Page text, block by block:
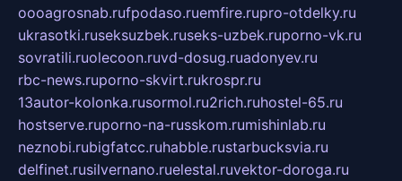
oooagrosnab.rufpodaso.ruemfire.rupro-otdelky.ru
ukrasotki.ruseksuzbek.ruseks-uzbek.ruporno-vk.ru
sovratili.ruolecoon.ruvd-dosug.ruadonyev.ru
rbc-news.ruporno-skvirt.rukrospr.ru
13autor-kolonka.rusormol.ru2rich.ruhostel-65.ru
hostserve.ruporno-na-russkom.rumishinlab.ru
neznobi.rubigfatcc.ruhabble.rustarbucksvia.ru
delfinet.rusilvernano.ruelestal.ruvektor-doroga.ru